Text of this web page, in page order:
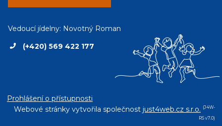
Vedoucí jídelny: Novotný Roman
(+420) 569 422 177
Prohlášení o přístupnosti
Webové stránky vytvořila společnost just4web.cz s.r.o. (J4W-
RS v7.0)